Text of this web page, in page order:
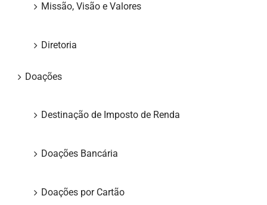
Missão, Visão e Valores
Diretoria
Doações
Destinação de Imposto de Renda
Doações Bancária
Doações por Cartão